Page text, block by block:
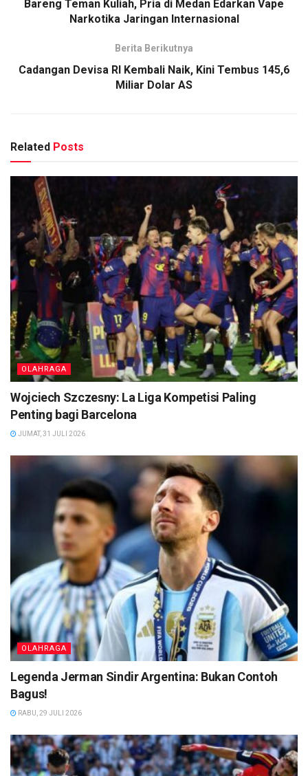
Bareng Teman Kuliah, Pria di Medan Edarkan Vape
Narkotika Jaringan Internasional
Berita Berikutnya
Cadangan Devisa RI Kembali Naik, Kini Tembus 145,6
Miliar Dolar AS
Related Posts
OLAHRAGA
Wojciech Szczesny: La Liga Kompetisi Paling
Penting bagi Barcelona
JUMAT, 31 JULI 2026
OLAHRAGA
Legenda Jerman Sindir Argentina: Bukan Contoh
Bagus!
RABU, 29 JULI 2026